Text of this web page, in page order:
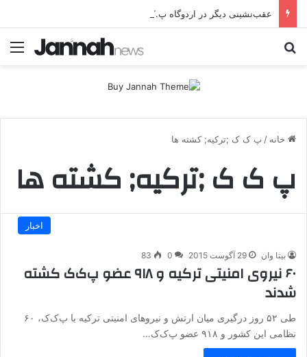
خانه / پ ک ک ;ترکیه; کشته ها
پ ک ک ;ترکیه; کشته ها
اخبار
بیتا وان 29 آگوست 2015 0
83
۶۰ نیروی امنیتی ترکیه و ۹۱۸ عضو پ‌ک‌ک کشته
شدند
طی ۵۲ روز درگیری میان ارتش و نیروهای امنیتی ترکیه با پ‌ک‌ک، ۶۰
نظامی این کشور و ۹۱۸ عضو پ‌ک‌ک‌…